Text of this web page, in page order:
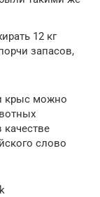
12 кг
запасов,
крыс можно
слово